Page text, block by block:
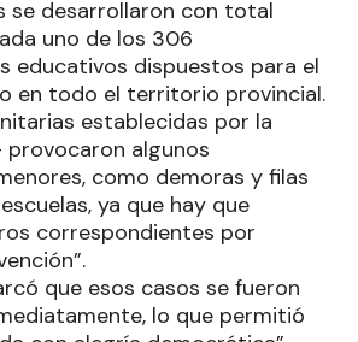
se desarrollaron con total
uno de los 306
educativos dispuestos para el
en todo el territorio provincial.
establecidas por la
algunos
como demoras y filas
ya que hay que
correspondientes por
que esos casos se fueron
lo que permitió